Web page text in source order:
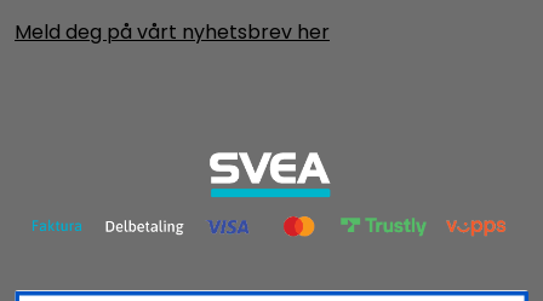
Meld deg på vårt nyhetsbrev her